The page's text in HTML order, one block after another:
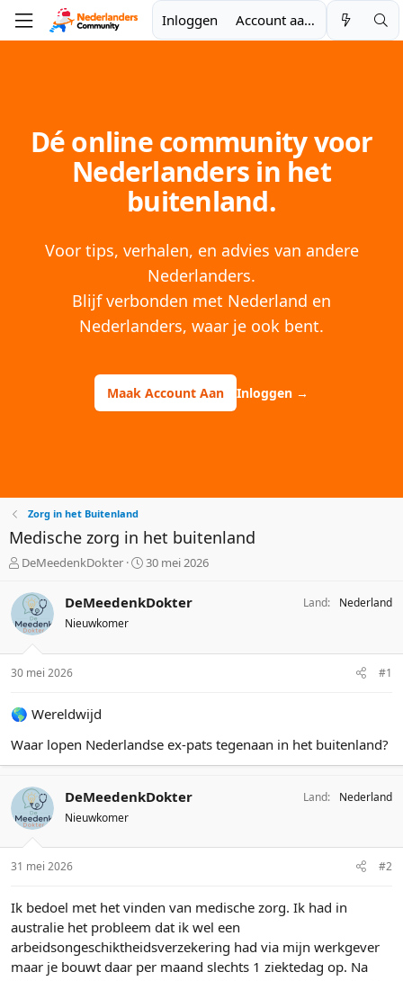
Inloggen Account aanmaken
Dé online community voor
Nederlanders in het
buitenland.
Voor tips, verhalen, en advies van andere
Nederlanders.
Blijf verbonden met Nederland en
Nederlanders, waar je ook bent.
Maak Account Aan Inloggen →
Zorg in het Buitenland
Medische zorg in het buitenland
O
d
e
r
r
s
a
r
e
r
DeMeedenkDokter
S
a
r
30 mei 2026
DeMeedenkDokter
Nieuwkomer
Land Nederland
30 mei 2026 #1
🌎 Wereldwijd
Waar lopen Nederlandse ex-pats tegenaan in het buitenland?
DeMeedenkDokter
Nieuwkomer
Land Nederland
31 mei 2026 #2
Ik bedoel met het vinden van medische zorg. Ik had in
australie het probleem dat ik wel een
arbeidsongeschiktheidsverzekering had via mijn werkgever
maar je bouwt daar per maand slechts 1 ziektedag op. Na